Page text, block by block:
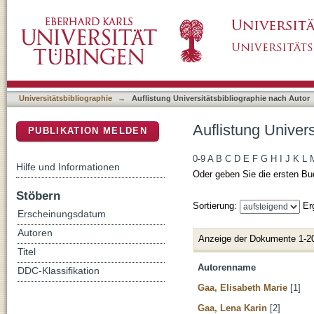
Universitätsbibliographie → Auflistung Universitätsbibliographie nach Autor
Auflistung
0-9 A B C D E F G H J K L
Oder geben Sie die ersten
Sortierung:
Anzeige der Dokumente 1-
Autorenname
Gaa, Elisabeth Marie [1]
Gaa, Lena Karin [2]
PUBLIKATION MELDEN
Hilfe und Informationen
Stöbern
Erscheinungsdatum
Autoren
Titel
DDC-Klassifikation